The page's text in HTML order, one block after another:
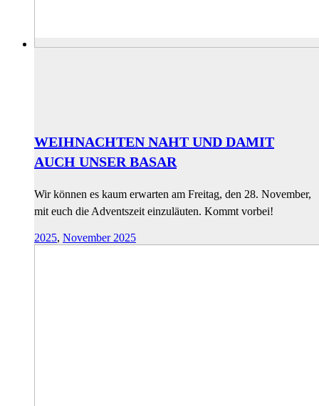
WEIHNACHTEN NAHT UND DAMIT
AUCH UNSER BASAR
Wir können es kaum erwarten am Freitag, den 28. November,
mit euch die Adventszeit einzuläuten. Kommt vorbei!
2025, November 2025